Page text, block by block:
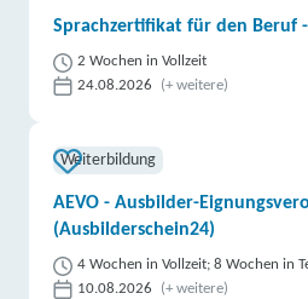
Sprachzertifikat für den Beruf -
2 Wochen in Vollzeit
24.08.2026
(+ weitere)
Weiterbildung
AEVO - Ausbilder-
(Ausbilderschein24)
4 Wochen in Vollzeit; 8 Wochen in
10.08.2026
(+ weitere)